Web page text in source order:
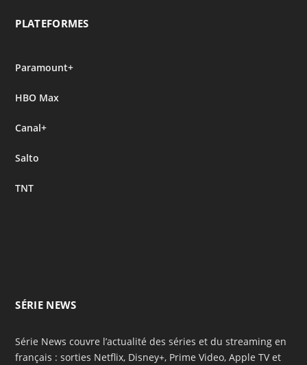
PLATEFORMES
Paramount+
HBO Max
Canal+
Salto
TNT
SÉRIE NEWS
Série News couvre l’actualité des séries et du streaming en
français : sorties Netflix, Disney+, Prime Video, Apple TV et